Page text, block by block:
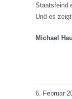
Staatsfeind
Und es
Michael
6. Februar